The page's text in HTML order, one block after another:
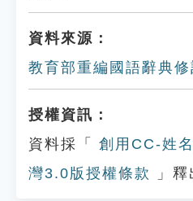
資料來源：
教育部重編國語辭典
授權資訊：
資料採「
創用CC-姓
灣3.0版授權條款
」釋